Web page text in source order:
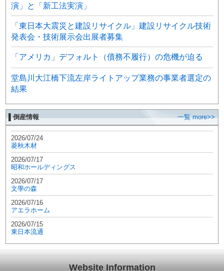
演」と「新工法実演」
「東日本大震災と建設リサイクル」建設リサイクル技術
発表会・技術展示会出展者募集
「アメリカ」デフォルト（債務不履行）の危機が迫る
堂島川大江橋下流左岸ライトアップ業務の事業者選定の
結果
▌倒産情報 一覧 more>>
2026/07/24
菱秋木材
2026/07/17
昭和ホールディングス
2026/07/17
文學の森
2026/07/16
アエラホーム
2026/07/15
東日本流通
Website Information